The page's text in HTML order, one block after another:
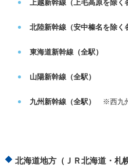
上越新幹線（上毛高原を除く
北陸新幹線（安中榛名を除く
東海道新幹線（全駅）
山陽新幹線（全駅）
九州新幹線（全駅） ※西九
北海道地方（ＪＲ北海道・札